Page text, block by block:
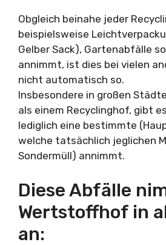
Obgleich beinahe jeder
beispielsweise
Gelber Sack), Gartenabfälle
annimmt, ist dies bei vielen
nicht automatisch so.
Insbesondere in großen
als einem Recyclinghof, gibt
lediglich eine bestimmte
welche tatsächlich jeglichen
Sondermüll) annimmt.
Diese Abfälle
Wertstoffhof in
an: